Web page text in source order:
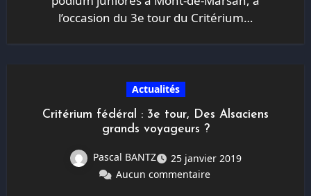
l’occasion du 3e tour du Critérium…
Actualités
Critérium fédéral : 3e tour, Des Alsaciens
grands voyageurs ?
Pascal BANTZ
25 janvier 2019
Aucun commentaire